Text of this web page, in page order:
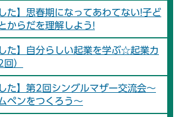
た】思春期になってあわてない!子ど
からだを理解しよう!
た】自分らしい起業を学ぶ☆起業カ
）
た】第2回シングルマザー交流会～
ペンをつくろう～